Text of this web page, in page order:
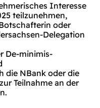
Interesse
teilzunehmen,
oder
Delegation
De-minimis-
die NBank oder die
Teilnahme an der